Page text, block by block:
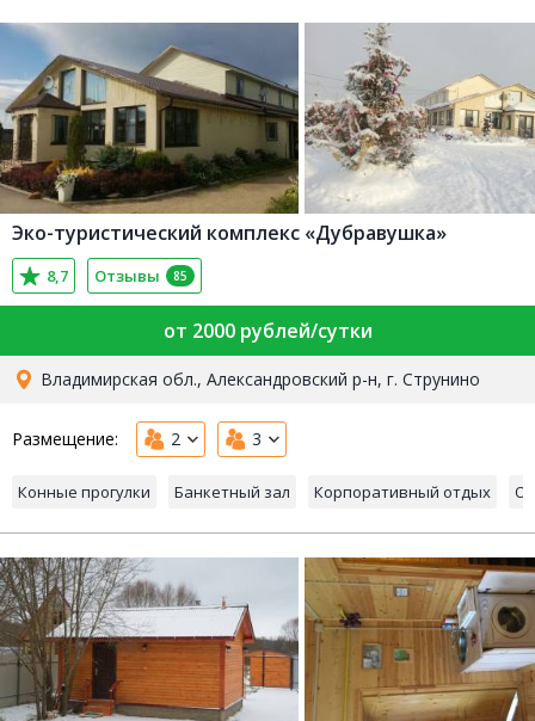
Эко-туристический комплекс «Дубравушка»
8,7 Отзывы 85
от 2000 рублей/сутки
Владимирская обл., Александровский р-н, г. Струнино
Размещение: 2 3
Конные прогулки Банкетный зал Корпоративный отдых